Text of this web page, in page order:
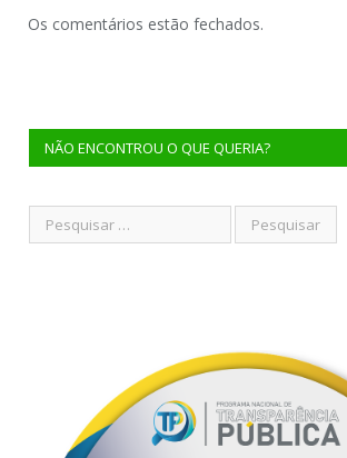
Os comentários estão fechados.
NÃO ENCONTROU O QUE QUERIA?